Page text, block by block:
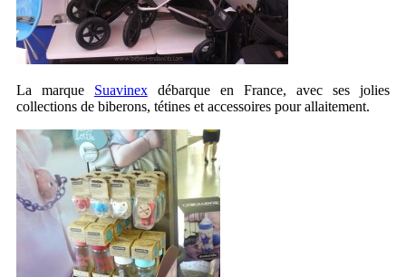
La marque Suavinexdébarque en France, avec ses jolies
collections de biberons, tétines et accessoires pour allaitement.